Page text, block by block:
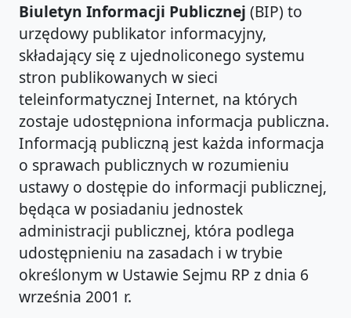
Biuletyn Informacji Publicznej (BIP) to
urzędowy publikator informacyjny,
składający się z ujednoliconego systemu
stron publikowanych w sieci
teleinformatycznej Internet, na których
zostaje udostępniona informacja publiczna.
Informacją publiczną jest każda informacja
o sprawach publicznych w rozumieniu
ustawy o dostępie do informacji publicznej,
będąca w posiadaniu jednostek
administracji publicznej, która podlega
udostępnieniu na zasadach i w trybie
określonym w Ustawie Sejmu RP z dnia 6
września 2001 r.